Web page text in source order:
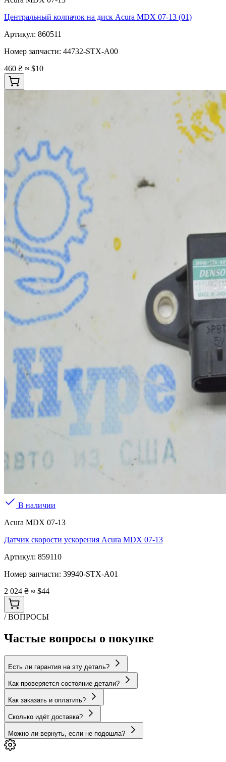
Центральный колпачок на диск Acura MDX 07-13 (01)
Артикул: 860511
Номер запчасти: 44732-STX-A00
460 ₴ ≈ $10
В наличии
Acura MDX 07-13
Датчик скорости ускорения Acura MDX 07-13
Артикул: 859110
Номер запчасти: 39940-STX-A01
2 024 ₴ ≈ $44
/ ВОПРОСЫ
Частые вопросы о покупке
Есть ли гарантия на эту деталь?
Как проверяется состояние детали?
Как заказать и оплатить?
Сколько идёт доставка?
Можно ли вернуть, если не подошла?